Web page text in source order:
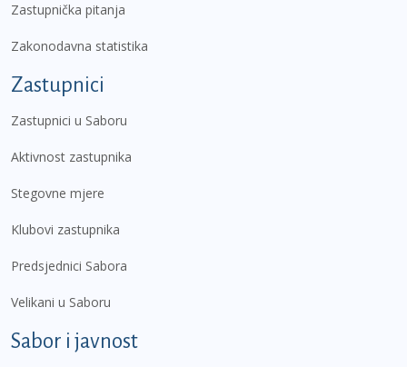
Zastupnička pitanja
Zakonodavna statistika
Zastupnici
Zastupnici u Saboru
Aktivnost zastupnika
Stegovne mjere
Klubovi zastupnika
Predsjednici Sabora
Velikani u Saboru
Sabor i javnost